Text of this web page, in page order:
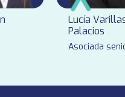
Lucía
Palacios
Asociada